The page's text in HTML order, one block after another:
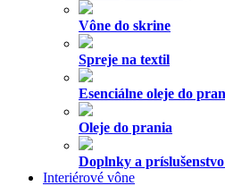
Vône do skrine
Spreje na textil
Esenciálne oleje do
Oleje do prania
Doplnky a
Interiérové vône